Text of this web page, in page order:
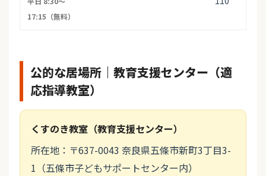
17:15（無料）
公的な居場所｜教育支援センター（適
応指導教室）
くすのき教室（教育支援センター）
所在地：〒637-0043 奈良県五條市新町3丁目3-
1（五條市子どもサポートセンター内）